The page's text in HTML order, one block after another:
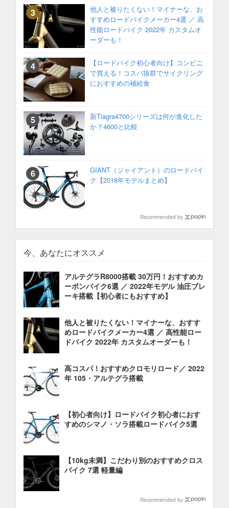
他人と被りたくない！マイナーな、お
すすめロードバイクメーカー4選 ／ 高
性能ロードバイク 2022年 カスタムオ
ーダーも！
【ロードバイク初心者向け】コンビニ
で買える！コスパ抜群でサイクリング
におすすめの補給食
新Tiagra4700シリーズは何が進化した
か？4600と比較
GIANT（ジャイアント）のロードバイ
ク【2018年モデルまとめ】
Recommended by
今、あなたにオススメ
アルテグラR8000搭載 30万円！おすすめカ
ーボンバイク6選 ／ 2022年モデル 油圧ブレ
ーキ搭載【初心者にもおすすめ】
他人と被りたくない！マイナーな、おすす
めロードバイクメーカー4選 ／ 高性能ロー
ドバイク 2022年 カスタムオーダーも！
高コスパ！おすすめクロモリロード／ 2022
年 105・アルテグラ搭載
【初心者向け】ロードバイク初心者におす
すめのシマノ・ソラ搭載ロードバイク5選
【10kg未満】こだわり別のおすすめクロス
バイク 7選 軽量編
Recommended by